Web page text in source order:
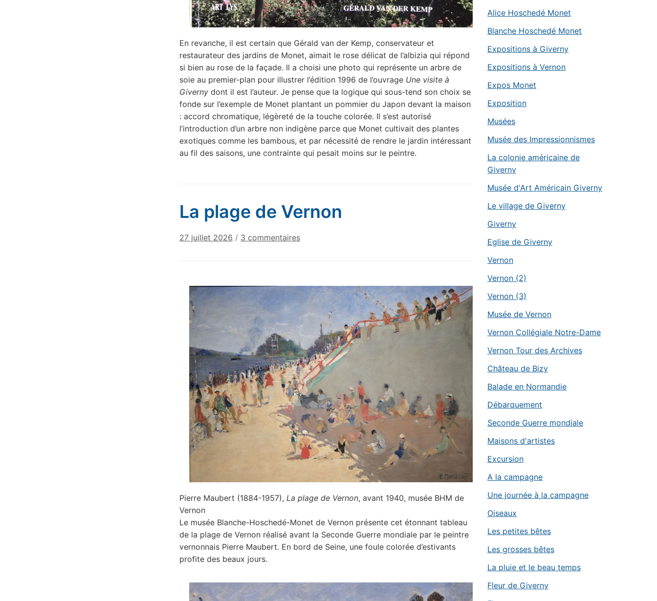
En revanche, il est certain que Gérald van der Kemp, conservateur et
restaurateur des jardins de Monet, aimait le rose délicat de l’albizia qui répond
si bien au rose de la façade. Il a choisi une photo qui représente un arbre de
soie au premier-plan pour illustrer l’édition 1996 de l’ouvrage Une visite à
Giverny dont il est l’auteur. Je pense que la logique qui sous-tend son choix se
fonde sur l’exemple de Monet plantant un pommier du Japon devant la maison
: accord chromatique, légèreté de la touche colorée. Il s’est autorisé
l’introduction d’un arbre non indigène parce que Monet cultivait des plantes
exotiques comme les bambous, et par nécessité de rendre le jardin intéressant
au fil des saisons, une contrainte qui pesait moins sur le peintre.
La plage de Vernon
27 juillet 2026 / 3 commentairessur
Vernon
Pierre Maubert (1884-1957), La plage de Vernon, avant 1940, musée BHM de
Vernon
Le musée Blanche-Hoschedé-Monet de Vernon présente cet étonnant tableau
de la plage de Vernon réalisé avant la Seconde Guerre mondiale par le peintre
vernonnais Pierre Maubert. En bord de Seine, une foule colorée d’estivants
profite des beaux jours.
Alice Hoschedé Monet
Blanche Hoschedé Monet
Expositions à Giverny
Expositions à Vernon
Expos Monet
Exposition
Musées
Musée des Impressionnismes
La colonie américaine de
Giverny
Musée d'Art Américain Giverny
Le village de Giverny
Giverny
Eglise de Giverny
Vernon
Vernon (2)
Vernon (3)
Musée de Vernon
Vernon Collégiale Notre-Dame
Vernon Tour des Archives
Château de Bizy
Balade en Normandie
Débarquement
Seconde Guerre mondiale
Maisons d'artistes
Excursion
A la campagne
Une journée à la campagne
Oiseaux
Les petites bêtes
Les grosses bêtes
La pluie et le beau temps
Fleur de Giverny